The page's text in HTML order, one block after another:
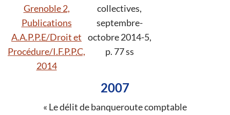
Grenoble 2,
Publications
A.A.P.P.E/Droit et
Procédure/I.F.P.P.C,
2014
collectives,
septembre-
octobre 2014-5,
p. 77 ss
2007
« Le délit de banqueroute comptable